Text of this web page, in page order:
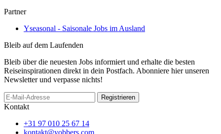
Partner
Yseasonal - Saisonale Jobs im Ausland
Bleib auf dem Laufenden
Bleib über die neuesten Jobs informiert und erhalte die besten
Reiseinspirationen direkt in dein Postfach. Abonniere hier unseren
Newsletter und verpasse nichts!
Registrieren
Kontakt
+31 97 010 25 67 14